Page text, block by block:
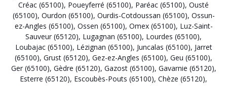
Créac (65100), Poueyferré (65100), Paréac (65100), Ousté
(65100), Ourdon (65100), Ourdis-Cotdoussan (65100), Ossun-
ez-Angles (65100), Ossen (65100), Omex (65100), Luz-Saint-
Sauveur (65120), Lugagnan (65100), Lourdes (65100),
Loubajac (65100), Lézignan (65100), Juncalas (65100), Jarret
(65100), Grust (65120), Gez-ez-Angles (65100), Geu (65100),
Ger (65100), Gèdre (65120), Gazost (65100), Gavarnie (65120),
Esterre (65120), Escoubès-Pouts (65100), Chèze (65120),